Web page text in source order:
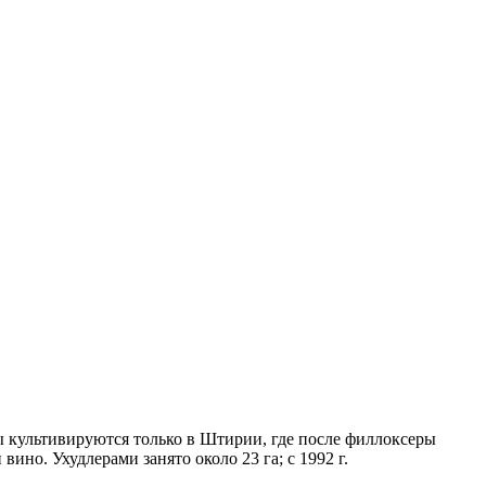
только в Штирии, где после филлоксеры
Ухудлерами занято около 23 га; с 1992 г.